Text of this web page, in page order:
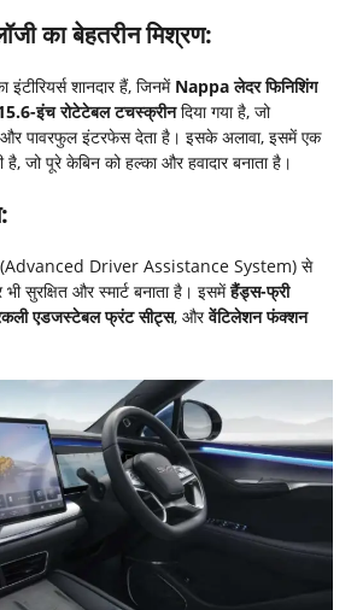
का बेहतरीन मिश्रण:
शानदार हैं, जिनमें Nappaलेदर फिनिशिंग
इंच रोटेटेबल टचस्क्रीनदिया गया है, जो
और पावरफुल इंटरफेस देता है। इसके अलावा, इसमें एक
है, जो पूरे केबिन को हल्का और हवादार बनाता है।
(Advanced Driver Assistance System) से
सुरक्षित और स्मार्ट बनाता है। इसमेंहैंड्स-फ्री
एडजस्टेबल फ्रंट सीट्स, औरवेंटिलेशन फंक्शन